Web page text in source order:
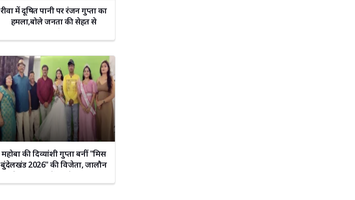
रीवा में दूषित पानी पर रंजन गुप्ता का
हमला,बोले जनता की सेहत से
महोबा की दिव्यांशी गुप्ता बनीं "मिस
बुंदेलखंड 2026" की विजेता, जालौन